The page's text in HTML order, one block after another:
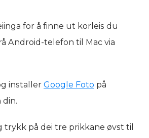
for å finne ut korleis du
Android-telefon til Mac via
installer Google Foto på
trykk på dei tre prikkane øvst til